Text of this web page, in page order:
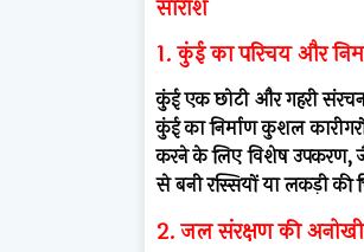
सारांश
1. कुंई का परिचय और
कुंई एक छोटी और गहरी
कुंई का निर्माण कुशल
करने के लिए विशेष उपकरण,
से बनी रस्सियों या लकड़ी की
2. जल संरक्षण की अनोखी